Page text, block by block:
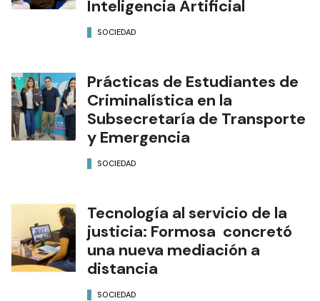
Inteligencia Artificial
SOCIEDAD
Prácticas de Estudiantes de
Criminalística en la
Subsecretaría de Transporte
y Emergencia
SOCIEDAD
Tecnología al servicio de la
justicia: Formosa concretó
una nueva mediación a
distancia
SOCIEDAD